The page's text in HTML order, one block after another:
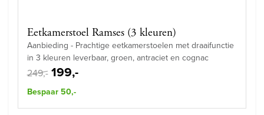
Eetkamerstoel Ramses (3 kleuren)
Aanbieding - Prachtige eetkamerstoelen met draaifunctie
in 3 kleuren leverbaar, groen, antraciet en cognac
249,- 199,-
Bespaar 50,-